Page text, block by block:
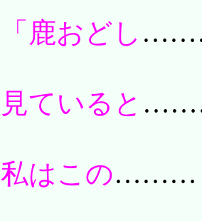
「鹿おどし
見ていると
私はこの………